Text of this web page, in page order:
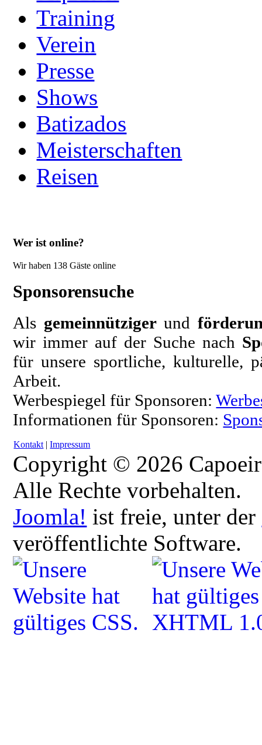
Training
Verein
Presse
Shows
Batizados
Meisterschaften
Reisen
Wer ist online?
Wir haben 138 Gäste online
Sponsorensuche
Als gemeinnützigerund
wir immer auf der Suche nach
für unsere sportliche, kulturelle,
Arbeit.
Werbespiegel für Sponsoren:
Informationen für Sponsoren:
Kontakt |Impressum
Copyright © 2026
Alle Rechte vorbehalten.
Joomla! ist freie, unter der
veröffentlichte Software.